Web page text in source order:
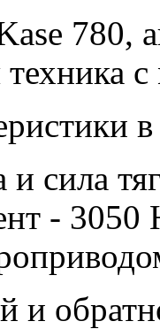
780,
техника
в
и сила
- 3050
и